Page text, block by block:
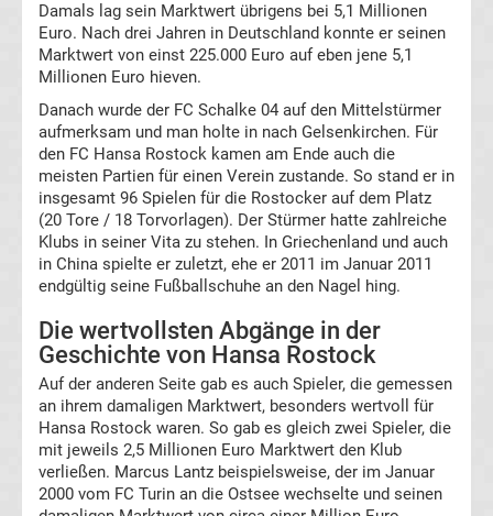
Tabelle
Premier
League
Erg.
Premier
League
Tabelle
Frauen
Bundesliga
Erg.
Damals lag sein Marktwert übrigens bei 5,1 Millionen
Euro. Nach drei Jahren in Deutschland konnte er seinen
Marktwert von einst 225.000 Euro auf eben jene 5,1
Millionen Euro hieven.
Danach wurde der FC Schalke 04 auf den Mittelstürmer
aufmerksam und man holte in nach Gelsenkirchen. Für
den FC Hansa Rostock kamen am Ende auch die
meisten Partien für einen Verein zustande. So stand er in
insgesamt 96 Spielen für die Rostocker auf dem Platz
(20 Tore / 18 Torvorlagen). Der Stürmer hatte zahlreiche
Klubs in seiner Vita zu stehen. In Griechenland und auch
in China spielte er zuletzt, ehe er 2011 im Januar 2011
endgültig seine Fußballschuhe an den Nagel hing.
Die wertvollsten Abgänge in der
Geschichte von Hansa Rostock
Auf der anderen Seite gab es auch Spieler, die gemessen
an ihrem damaligen Marktwert, besonders wertvoll für
Hansa Rostock waren. So gab es gleich zwei Spieler, die
mit jeweils 2,5 Millionen Euro Marktwert den Klub
verließen. Marcus Lantz beispielsweise, der im Januar
2000 vom FC Turin an die Ostsee wechselte und seinen